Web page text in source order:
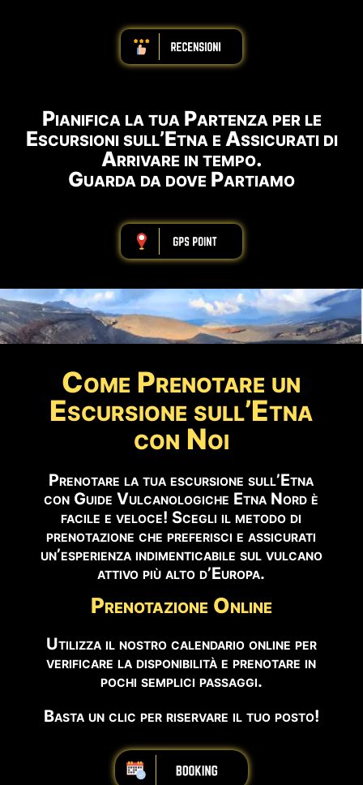
ABBBBBBBBBB
Pianifica la tua Partenza per le
Escursioni sull’Etna e Assicurati di
Arrivare in tempo.
Guarda da dove Partiamo
ABBBBBBBBBB
Come Prenotare un
Escursione sull’Etna
con Noi
Prenotare la tua escursione sull’Etna
con Guide Vulcanologiche Etna Nord è
facile e veloce! Scegli il metodo di
prenotazione che preferisci e assicurati
un’esperienza indimenticabile sul vulcano
attivo più alto d’Europa.
Prenotazione Online
Utilizza il nostro calendario online per
verificare la disponibilità e prenotare in
pochi semplici passaggi.
Basta un clic per riservare il tuo posto!
iiiiiiiiiiiiiiiiiiiiiiii